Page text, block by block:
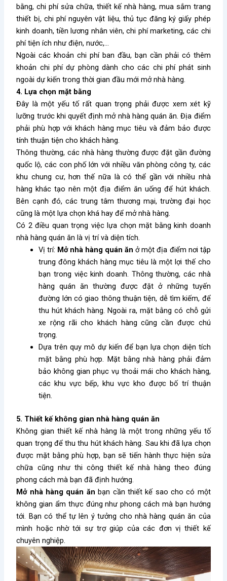
bằng, chi phí sửa chữa, thiết kế nhà hàng, mua sắm trang
thiết bị, chi phí nguyên vật liệu, thủ tục đăng ký giấy phép
kinh doanh, tiền lương nhân viên, chi phí marketing, các chi
phí tiện ích như điện, nước,…
Ngoài các khoản chi phí ban đầu, bạn cần phải có thêm
khoản chi phí dự phòng dành cho các chi phí phát sinh
ngoài dự kiến trong thời gian đầu mới mở nhà hàng.
4. Lựa chọn mặt bằng
Đây là một yếu tố rất quan trọng phải được xem xét kỹ
lưỡng trước khi quyết định mở nhà hàng quán ăn. Địa điểm
phải phù hợp với khách hàng mục tiêu và đảm bảo được
tính thuận tiện cho khách hàng.
Thông thường, các nhà hàng thường được đặt gần đường
quốc lộ, các con phố lớn với nhiều văn phòng công ty, các
khu chung cư, hơn thế nữa là có thể gần với nhiều nhà
hàng khác tạo nên một địa điểm ăn uống để hút khách.
Bên cạnh đó, các trung tâm thương mại, trường đại học
cũng là một lựa chọn khá hay để mở nhà hàng.
Có 2 điều quan trọng việc lựa chọn mặt bằng kinh doanh
nhà hàng quán ăn là vị trí và diện tích.
Vị trí: Mở nhà hàng quán ăn ở một địa điểm nơi tập
trung đông khách hàng mục tiêu là một lợi thế cho
bạn trong việc kinh doanh. Thông thường, các nhà
hàng quán ăn thường được đặt ở những tuyến
đường lớn có giao thông thuận tiện, dễ tìm kiếm, để
thu hút khách hàng. Ngoài ra, mặt bằng có chỗ gửi
xe rộng rãi cho khách hàng cũng cần được chú
trọng.
Dựa trên quy mô dự kiến để bạn lựa chọn diện tích
mặt bằng phù hợp. Mặt bằng nhà hàng phải đảm
bảo không gian phục vụ thoải mái cho khách hàng,
các khu vực bếp, khu vực kho được bố trí thuận
tiện.
5. Thiết kế không gian nhà hàng quán ăn
Không gian thiết kế nhà hàng là một trong những yếu tố
quan trọng để thuthu hút khách hàng. Sau khi đã lựa chọn
được mặt bằng phù hợp, bạn sẽ tiến hành thực hiện sửa
chữa cũng như thi công thiết kế nhà hàng theo đúng
phong cách mà bạn đã định hướng.
Mở nhà hàng quán ănbạn cần thiết kế sao cho có một
không gian ẩm thực đúng như phong cách mà bạn hướng
tới. Bạn có thể tự lên ý tưởng cho nhà hàng quán ăn của
mình hoặc nhờ tới sự trợ giúp của các đơn vị thiết kế
chuyên nghiệp.